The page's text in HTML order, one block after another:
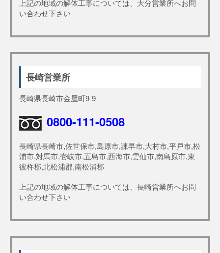
上記の地域の解体工事については、大分営業所へお問
い合わせ下さい
長崎営業所
長崎県長崎市金屋町9-9
0800-111-0508
長崎県長崎市,佐世保市,島原市,諫早市,大村市,平戸市,松
浦市,対馬市,壱岐市,五島市,西海市,雲仙市,南島原市,東
彼杵郡,北松浦郡,南松浦郡
上記の地域の解体工事については、長崎営業所へお問
い合わせ下さい